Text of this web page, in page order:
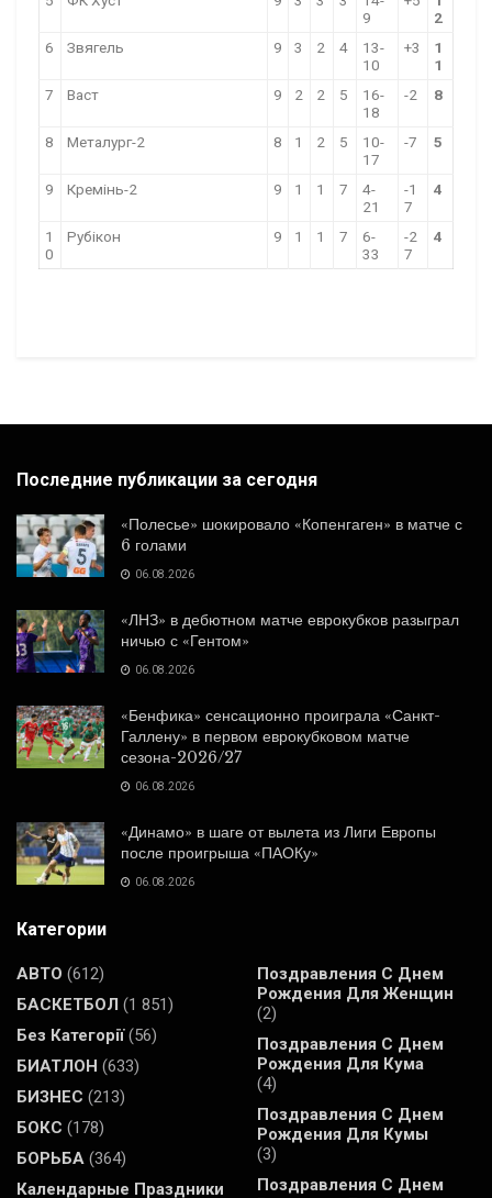
9
2
6
Звягель 9 3 2 4
13-
10
+3
1
1
7
Васт 9 2 2 5
16-
18
-2 8
8 Металург-2 8 1 2 5
10-
17
-7 5
9 Кремінь-2 9 1 1 7
4-
21
-1
7
4
1
0
Рубікон 9 1 1 7
6-
33
-2
7
4
Последние публикации за сегодня
«Полесье» шокировало «Копенгаген» в матче с
6 голами
06.08.2026
«ЛНЗ» в дебютном матче еврокубков разыграл
ничью с «Гентом»
06.08.2026
«Бенфика» сенсационно проиграла «Санкт-
Галлену» в первом еврокубковом матче
сезона-2026/27
06.08.2026
«Динамо» в шаге от вылета из Лиги Европы
после проигрыша «ПАОКу»
06.08.2026
Категории
АВТО (612)
БАСКЕТБОЛ (1 851)
Без Категорії(56)
БИАТЛОН (633)
БИЗНЕС (213)
БОКС (178)
БОРЬБА (364)
Календарные Праздники
Поздравления С Днем
Рождения Для Женщин
(2)
Поздравления С Днем
Рождения Для Кума
(4)
Поздравления С Днем
Рождения Для Кумы
(3)
Поздравления С Днем